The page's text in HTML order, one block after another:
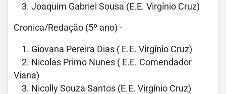
3. Joaquim Gabriel Sousa (E.E. Virgínio Cruz)
Cronica/Redação (5º ano) -
1. Giovana Pereira Dias ( E.E. Virgínio Cruz)
2. Nicolas Primo Nunes ( E.E. Comendador
Viana)
3. Nicolly Souza Santos (E.E. Virgínio Cruz)